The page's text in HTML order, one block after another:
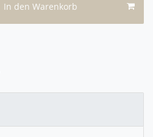
In den Warenkorb